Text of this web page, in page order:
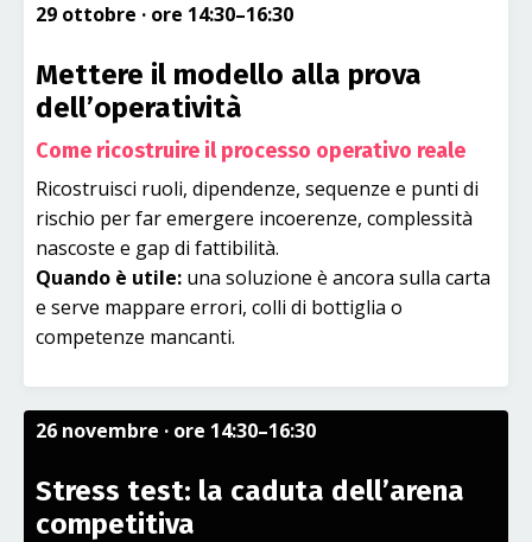
29 ottobre · ore 14:30–16:30
Mettere il modello alla prova
dell’operatività
Come ricostruire il processo operativo reale
Ricostruisci ruoli, dipendenze, sequenze e punti di
rischio per far emergere incoerenze, complessità
nascoste e gap di fattibilità.
Quando è utile: una soluzione è ancora sulla carta
e serve mappare errori, colli di bottiglia o
competenze mancanti.
26 novembre · ore 14:30–16:30
Stress test: la caduta dell’arena
competitiva